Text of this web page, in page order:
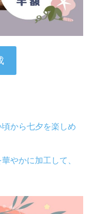
から七夕を楽しめ
やかに加工して、